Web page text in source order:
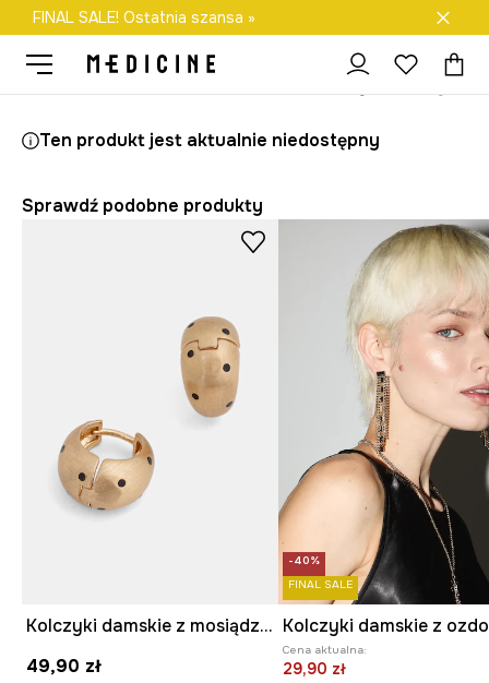
Darmowa dostawa do salonów
FINAL SALE! Ostatnia szansa »
Ten produkt jest aktualnie niedostępny
Sprawdź podobne produkty
Kolczyki damskie z mosiądzu i żywicy syntetycznej
49,90 zł
-40%
FINAL SALE
Cena aktualna:
29,90 zł